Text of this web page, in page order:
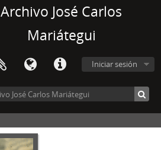
Archivo José Carlos
Mariátegui
Iniciar sesión